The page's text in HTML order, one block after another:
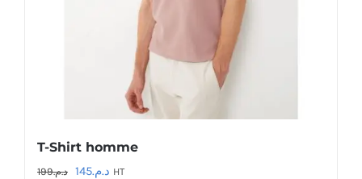
T-Shirt homme
د.م.199
Le د.م.145
Le
HT